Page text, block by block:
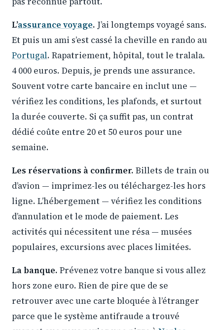
L’assurance voyage. J’ai longtemps voyagé sans.
Et puis un ami s’est cassé la cheville en rando au
Portugal. Rapatriement, hôpital, tout le tralala.
4 000 euros. Depuis, je prends une assurance.
Souvent votre carte bancaire en inclut une —
vérifiez les conditions, les plafonds, et surtout
la durée couverte. Si ça suffit pas, un contrat
dédié coûte entre 20 et 50 euros pour une
semaine.
Les réservations à confirmer. Billets de train ou
d’avion — imprimez-les ou téléchargez-les hors
ligne. L’hébergement — vérifiez les conditions
d’annulation et le mode de paiement. Les
activités qui nécessitent une résa — musées
populaires, excursions avec places limitées.
La banque. Prévenez votre banque si vous allez
hors zone euro. Rien de pire que de se
retrouver avec une carte bloquée à l’étranger
parce que le système antifraude a trouvé